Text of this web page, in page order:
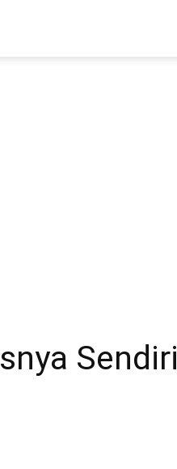
Sendiri